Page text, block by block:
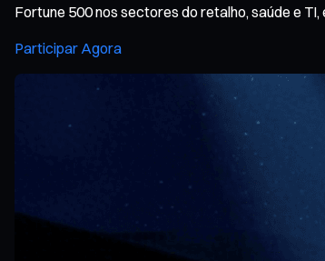
Fortune 500 nos sectores do retalho, saúde e
Participar Agora